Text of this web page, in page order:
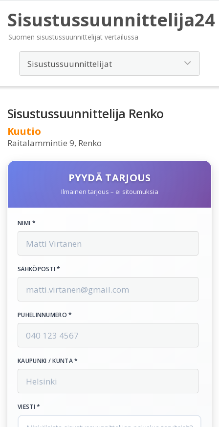
Sisustussuunnittelija24
Suomen sisustussuunnittelijat vertailussa
Sisustussuunnittelija Renko
Kuutio
Raitalammintie 9, Renko
PYYDÄ TARJOUS
Ilmainen tarjous – ei sitoumuksia
NIMI *
SÄHKÖPOSTI *
PUHELINNUMERO *
KAUPUNKI / KUNTA *
VIESTI *